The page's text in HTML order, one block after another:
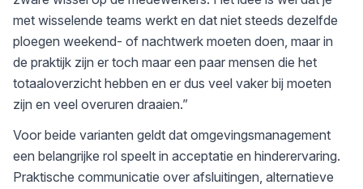
met wisselende teams werkt en dat niet steeds dezelfde
ploegen weekend- of nachtwerk moeten doen, maar in
de praktijk zijn er toch maar een paar mensen die het
totaaloverzicht hebben en er dus veel vaker bij moeten
zijn en veel overuren draaien.”
Voor beide varianten geldt dat omgevingsmanagement
een belangrijke rol speelt in acceptatie en hinderervaring.
Praktische communicatie over afsluitingen, alternatieve